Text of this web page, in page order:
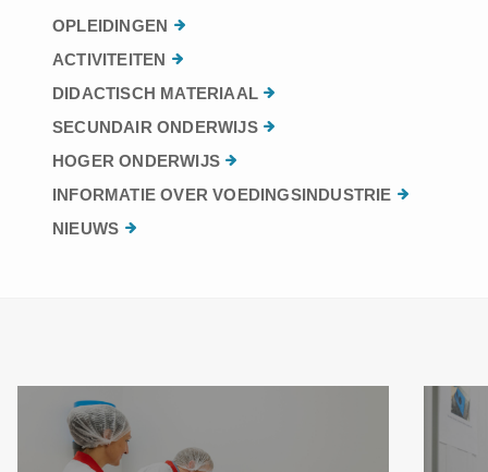
OPLEIDINGEN
ACTIVITEITEN
DIDACTISCH MATERIAAL
SECUNDAIR ONDERWIJS
HOGER ONDERWIJS
INFORMATIE OVER VOEDINGSINDUSTRIE
NIEUWS